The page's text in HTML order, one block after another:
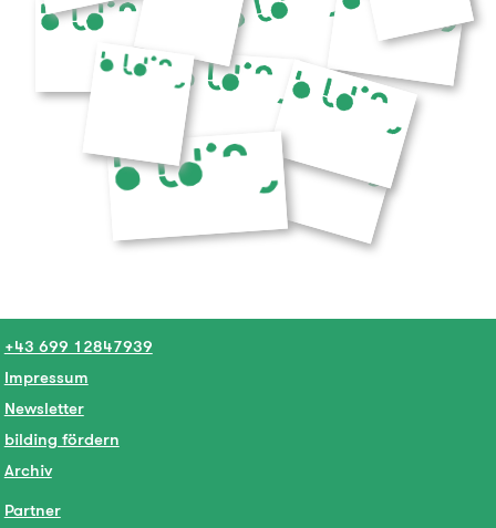
+43 699 12847939
Impressum
Newsletter
bilding fördern
Archiv
Partner